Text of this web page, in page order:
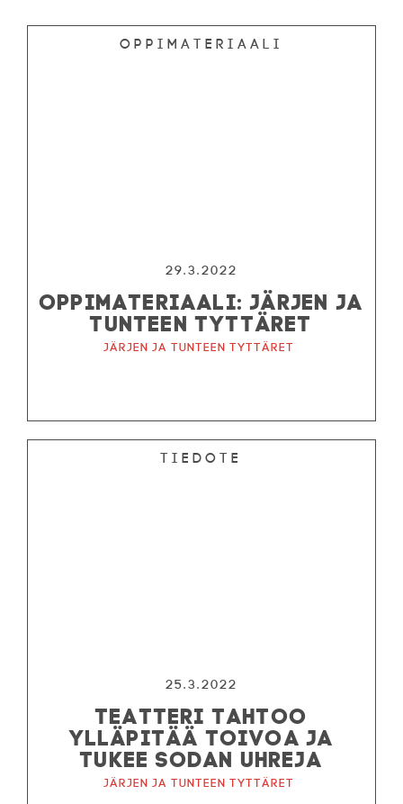
Oppimateriaali
29.3.2022
OPPIMATERIAALI: JÄRJEN JA
TUNTEEN TYTTÄRET
Järjen ja tunteen tyttäret
Tiedote
25.3.2022
TEATTERI TAHTOO
YLLÄPITÄÄ TOIVOA JA
TUKEE SODAN UHREJA
Järjen ja tunteen tyttäret